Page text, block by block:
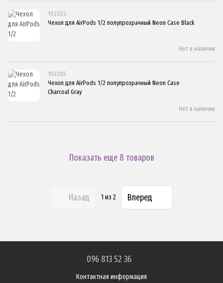
192203
Чехол для AirPods 1/2 полупрозрачный Neon Case Black
Нет в наличии
192205
Чехол для AirPods 1/2 полупрозрачный Neon Case
Charcoal Gray
Нет в наличии
Показать еще 8 товаров
Назад 1 из 2 Вперед
096 813 52 36
Контактная информация